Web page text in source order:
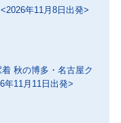
年11月8日出発>
秋の博多・名古屋ク
11月11日出発>